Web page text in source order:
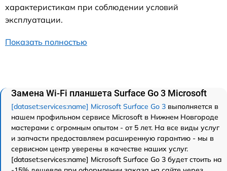
характеристикам при соблюдении условий
эксплуатации.
Показать полностью
Замена Wi-Fi планшета Surface Go 3 Microsoft
[dataset:services:name] Microsoft Surface Go 3 выполняется в
нашем профильном сервисе Microsoft в Нижнем Новгороде
мастерами с огромным опытом - от 5 лет. На все виды услуг
и запчасти предоставляем расширенную гарантию - мы в
сервисном центр уверены в качестве наших услуг.
[dataset:services:name] Microsoft Surface Go 3 будет стоить на